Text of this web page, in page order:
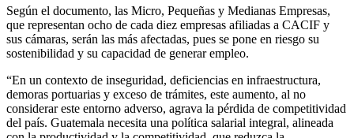
Según el documento, las Micro, Pequeñas y Medianas Empresas,
que representan ocho de cada diez empresas afiliadas a CACIF y
sus cámaras, serán las más afectadas, pues se pone en riesgo su
sostenibilidad y su capacidad de generar empleo.
“En un contexto de inseguridad, deficiencias en infraestructura,
demoras portuarias y exceso de trámites, este aumento, al no
considerar este entorno adverso, agrava la pérdida de competitividad
del país. Guatemala necesita una política salarial integral, alineada